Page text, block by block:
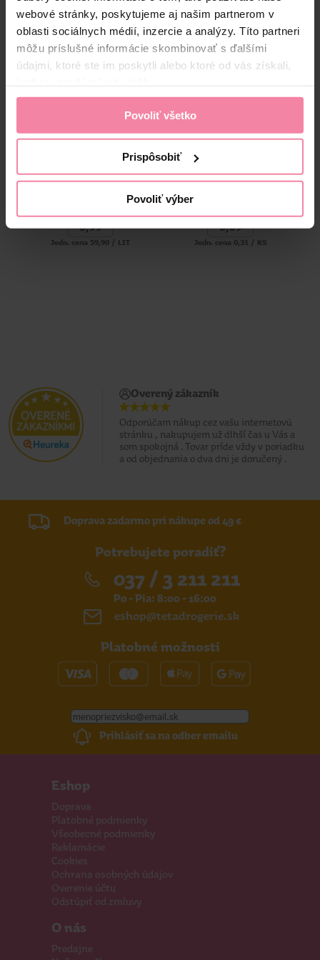
webové stránky, poskytujeme aj našim partnerom v
oblasti sociálnych médií, inzercie a analýzy. Títo partneri
môžu príslušné informácie skombinovať s ďalšími
údajmi, ktoré ste im poskytli alebo ktoré od vás získali,
Povoliť všetko
Prispôsobiť
Povoliť výber
Alternatívne produkty
Najtelo olej z čiernej rasce
100 ml
5,99
Jedn. cena 59,90 / LIT
Cemio Glycerin care čípky
12 ks
3,69
Jedn. cena 0,31 / KS
Overený zákazník
Odporúčam nákup cez vašu internetovú
stránku , nakupujem už dlhší čas u Vás a
som spokojná . Tovar príde vždy v poriadku
a od objednania o dva dni je doručený .
Doprava zadarmo pri nákupe od 49 €
Potrebujete poradiť?
037 / 3 211 211
Po - Pia: 8:00 - 16:00
eshop@tetadrogerie.sk
Platobné možnosti
Prihlásiť sa na odber emailu
Eshop
Doprava
Platobné podmienky
Všeobecné podmienky
Reklamácie
Cookies
Ochrana osobných údajov
Overenie účtu
Odstúpiť od zmluvy
O nás
Predajne